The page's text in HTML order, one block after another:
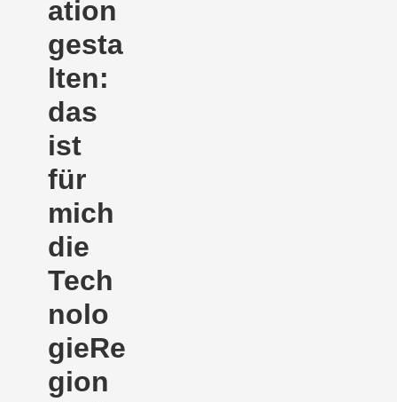
ation
gesta
lten:
das
ist
für
mich
die
Tech
nolo
gieRe
gion